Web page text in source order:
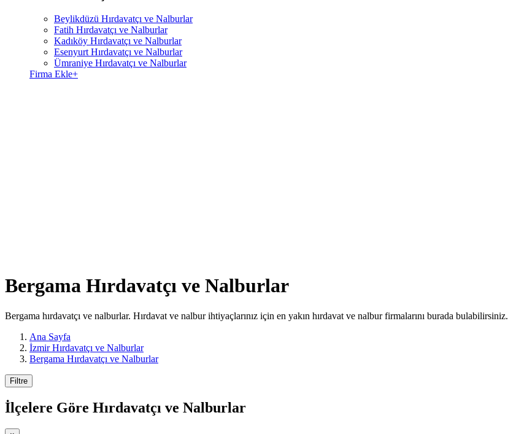
Beylikdüzü Hırdavatçı ve Nalburlar
Fatih Hırdavatçı ve Nalburlar
Kadıköy Hırdavatçı ve Nalburlar
Esenyurt Hırdavatçı ve Nalburlar
Ümraniye Hırdavatçı ve Nalburlar
Firma Ekle+
Bergama Hırdavatçı ve Nalburlar
Bergama hırdavatçı ve nalburlar. Hırdavat ve nalbur ihtiyaçlarınız için en yakın hırdavat ve nalbur firmalarını burada bulabilirsiniz.
Ana Sayfa
İzmir Hırdavatçı ve Nalburlar
Bergama Hırdavatçı ve Nalburlar
Filtre
İlçelere Göre Hırdavatçı ve Nalburlar